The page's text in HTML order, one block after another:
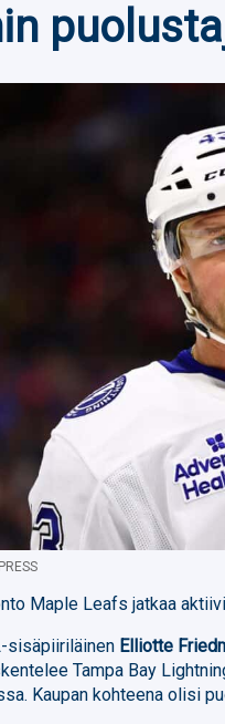
Maple Leafs jatkaa
sisäpiiriläinen Elliotte
Tampa Bay
Kaupan kohteena olisi